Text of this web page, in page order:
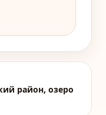
район, озеро